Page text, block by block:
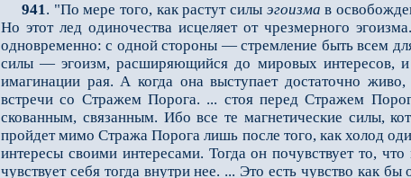
941. "По мере того, как растут силы эгоизма в
Но этот лед одиночества исцеляет от чрезмерного
одновременно: с одной стороны — стремление быть всем
силы — эгоизм, расширяющийся до мировых интересов, и
имагинации рая. А когда она выступает достаточно живо,
встречи со Стражем Порога. ... стоя перед Стражем
скованным, связанным. Ибо все те магнетические силы,
пройдет мимо Стража Порога лишь после того, как холод
интересы своими интересами. Тогда он почувст­вует то,
чувствует себя тогда внутри нее. ... Это есть чувство как